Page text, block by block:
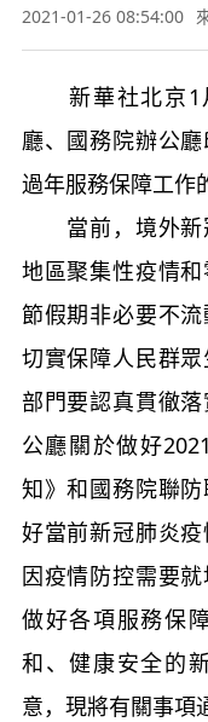
2021-01-26 08:54:00
新華社北京1
廳、國務院辦公
過年服務保障工作
當前，境外新
地區聚集性疫情
節假期非必要不流
切實保障人民群
部門要認真貫徹
公廳關於做好
知》和國務院聯
好當前新冠肺炎
因疫情防控需要
做好各項服務保
和、健康安全的
意，現將有關事項